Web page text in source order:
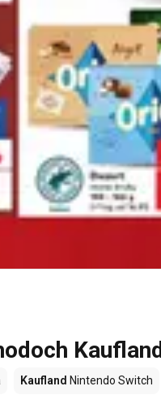
Kaufland
Kaufland Nintendo Switch